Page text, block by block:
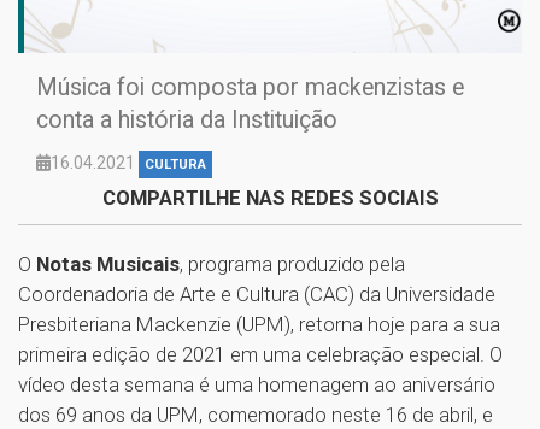
Música foi composta por mackenzistas e
conta a história da Instituição
16.04.2021 CULTURA
COMPARTILHE NAS REDES SOCIAIS
O Notas Musicais, programa produzido pela
Coordenadoria de Arte e Cultura (CAC) da Universidade
Presbiteriana Mackenzie (UPM), retorna hoje para a sua
primeira edição de 2021 em uma celebração especial. O
vídeo desta semana é uma homenagem ao aniversário
dos 69 anos da UPM, comemorado neste 16 de abril, e